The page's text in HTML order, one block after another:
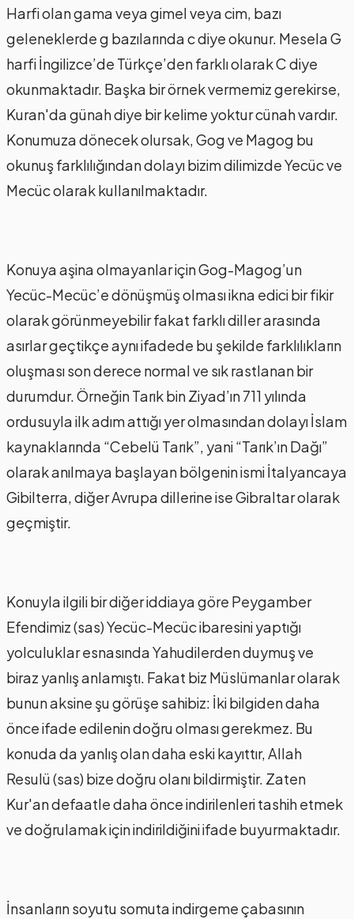
Harfi olan gama veya gimel veya cim, bazı
geleneklerde g bazılarında c diye okunur. Mesela G
harfi İngilizce’de Türkçe’den farklı olarak C diye
okunmaktadır. Başka bir örnek vermemiz gerekirse,
Kuran'da günah diye bir kelime yoktur cünah vardır.
Konumuza dönecek olursak, Gog ve Magog bu
okunuş farklılığından dolayı bizim dilimizde Yecüc ve
Mecüc olarak kullanılmaktadır.
Konuya aşina olmayanlar için Gog-Magog’un
Yecüc-Mecüc’e dönüşmüş olması ikna edici bir fikir
olarak görünmeyebilir fakat farklı diller arasında
asırlar geçtikçe aynı ifadede bu şekilde farklılıkların
oluşması son derece normal ve sık rastlanan bir
durumdur. Örneğin Tarık bin Ziyad’ın 711 yılında
ordusuyla ilk adım attığı yer olmasından dolayı İslam
kaynaklarında “Cebelü Tarık”, yani “Tarık’ın Dağı”
olarak anılmaya başlayan bölgenin ismi İtalyancaya
Gibilterra, diğer Avrupa dillerine ise Gibraltar olarak
geçmiştir.
Konuyla ilgili bir diğer iddiaya göre Peygamber
Efendimiz (sas) Yecüc-Mecüc ibaresini yaptığı
yolculuklar esnasında Yahudilerden duymuş ve
biraz yanlış anlamıştı. Fakat biz Müslümanlar olarak
bunun aksine şu görüşe sahibiz: İki bilgiden daha
önce ifade edilenin doğru olması gerekmez. Bu
konuda da yanlış olan daha eski kayıttır, Allah
Resulü (sas) bize doğru olanı bildirmiştir. Zaten
Kur'an defaatle daha önce indirilenleri tashih etmek
ve doğrulamak için indirildiğini ifade buyurmaktadır.
İnsanların soyutu somuta indirgeme çabasının